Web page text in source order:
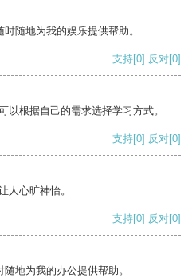
随地为我的娱乐提供帮助。
支持[0] 反对[0]
以根据自己的需求选择学习方式。
支持[0] 反对[0]
人心旷神怡。
支持[0] 反对[0]
地为我的办公提供帮助。